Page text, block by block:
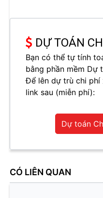
DỰ TOÁN
Bạn có thể tự tính
bằng phần mềm Dự
Để lên dự trù chi phí
link sau (miễn phí):
Dự toán
CÓ LIÊN QUAN